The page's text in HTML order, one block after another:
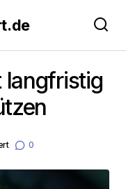
langfristig
0